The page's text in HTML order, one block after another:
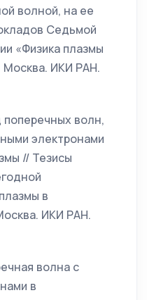
волной, на ее
Седьмой
«Физика плазмы
Москва. ИКИ РАН.
волн,
электронами
// Тезисы
в
ИКИ РАН.
волна с
в